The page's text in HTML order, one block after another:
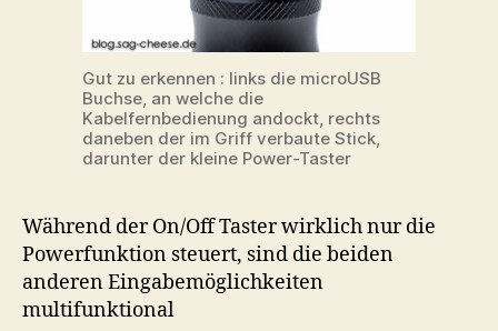
Gut zu erkennen : links die microUSB
Buchse, an welche die
Kabelfernbedienung andockt, rechts
daneben der im Griff verbaute Stick,
darunter der kleine Power-Taster
Während der On/Off Taster wirklich nur die
Powerfunktion steuert, sind die beiden
anderen Eingabemöglichkeiten
multifunktional